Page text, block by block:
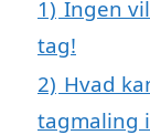
1) Ingen
tag!
2) Hvad
tagmaling